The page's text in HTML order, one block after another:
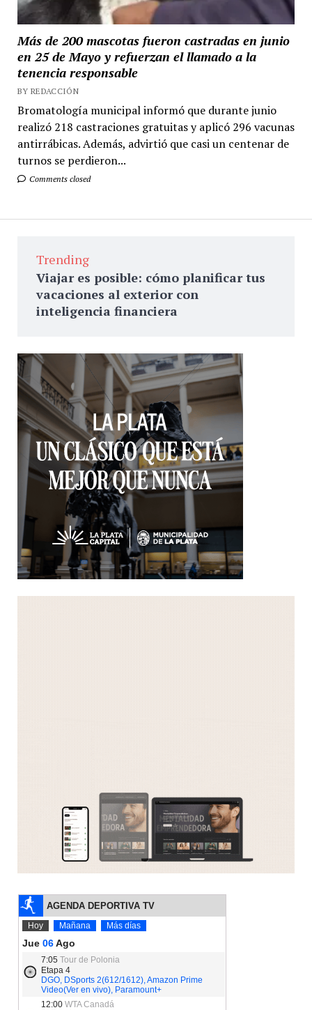
Más de 200 mascotas fueron castradas en junio
en 25 de Mayo y refuerzan el llamado a la
tenencia responsable
BY REDACCIÓN
Bromatología municipal informó que durante junio
realizó 218 castraciones gratuitas y aplicó 296 vacunas
antirrábicas. Además, advirtió que casi un centenar de
turnos se perdieron...
Comments closed
Trending
Viajar es posible: cómo planificar tus
vacaciones al exterior con
inteligencia financiera